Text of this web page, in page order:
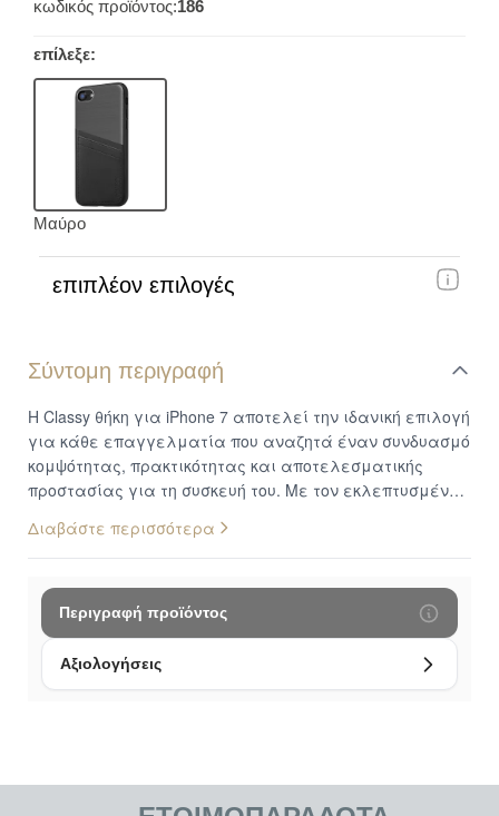
Σύντομη περιγραφή
Η Classy θήκη για iPhone 7 αποτελεί την ιδανική επιλογή
για κάθε επαγγελματία που αναζητά έναν συνδυασμό
κομψότητας, πρακτικότητας και αποτελεσματικής
προστασίας για τη συσκευή του. Με τον εκλεπτυσμένο
iPhone 7 από τις καθημερινές φθορές, αλλά προσδίδει
και ένα ιδιαίτερο, επαγγελματικό στυλ στις
εμφανίσεις σας. Η διακριτική ενσωματωμένη θήκη για
κάρτες προσθέτει ένα επιπλέον επίπεδο
λειτουργικότητας, επιτρέποντάς σας να έχετε μαζί
σας τις επαγγελματικές ή πιστωτικές σας κάρτες με
ασφάλεια και ευκολία. Είναι η τέλεια ισορροπία
τεσσάρων διαφορετικών υλικών κατασκευής: PC για
αντοχή στις κρούσεις, TPU για απορρόφηση των
Διαβάστε περισσότερα
Περιγραφή προϊόντος
Αξιολογήσεις
κωδικός προϊόντος:186
επίλεξε:
Μαύρο
επιπλέον επιλογές